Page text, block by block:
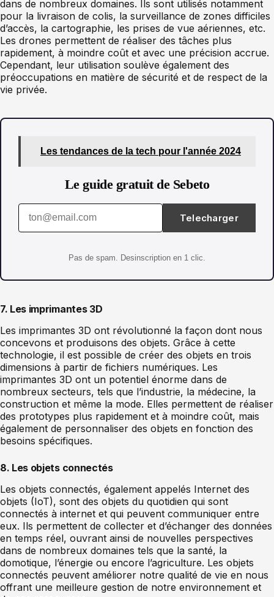
dans de nombreux domaines. Ils sont utilisés notamment
pour la livraison de colis, la surveillance de zones difficiles
d’accès, la cartographie, les prises de vue aériennes, etc.
Les drones permettent de réaliser des tâches plus
rapidement, à moindre coût et avec une précision accrue.
Cependant, leur utilisation soulève également des
préoccupations en matière de sécurité et de respect de la
vie privée.
Les tendances de la tech pour l'année 2024
Le guide gratuit de Sebeto
Telecharger
Pas de spam. Desinscription en 1 clic.
7. Les imprimantes 3D
Les imprimantes 3D ont révolutionné la façon dont nous
concevons et produisons des objets. Grâce à cette
technologie, il est possible de créer des objets en trois
dimensions à partir de fichiers numériques. Les
imprimantes 3D ont un potentiel énorme dans de
nombreux secteurs, tels que l’industrie, la médecine, la
construction et même la mode. Elles permettent de réaliser
des prototypes plus rapidement et à moindre coût, mais
également de personnaliser des objets en fonction des
besoins spécifiques.
8. Les objets connectés
Les objets connectés, également appelés Internet des
objets (IoT), sont des objets du quotidien qui sont
connectés à internet et qui peuvent communiquer entre
eux. Ils permettent de collecter et d’échanger des données
en temps réel, ouvrant ainsi de nouvelles perspectives
dans de nombreux domaines tels que la santé, la
domotique, l’énergie ou encore l’agriculture. Les objets
connectés peuvent améliorer notre qualité de vie en nous
offrant une meilleure gestion de notre environnement et